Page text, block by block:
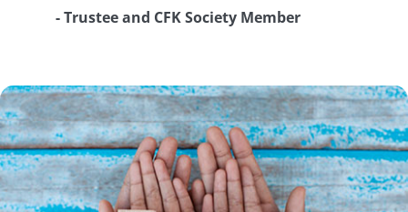
- Trustee and CFK Society Member